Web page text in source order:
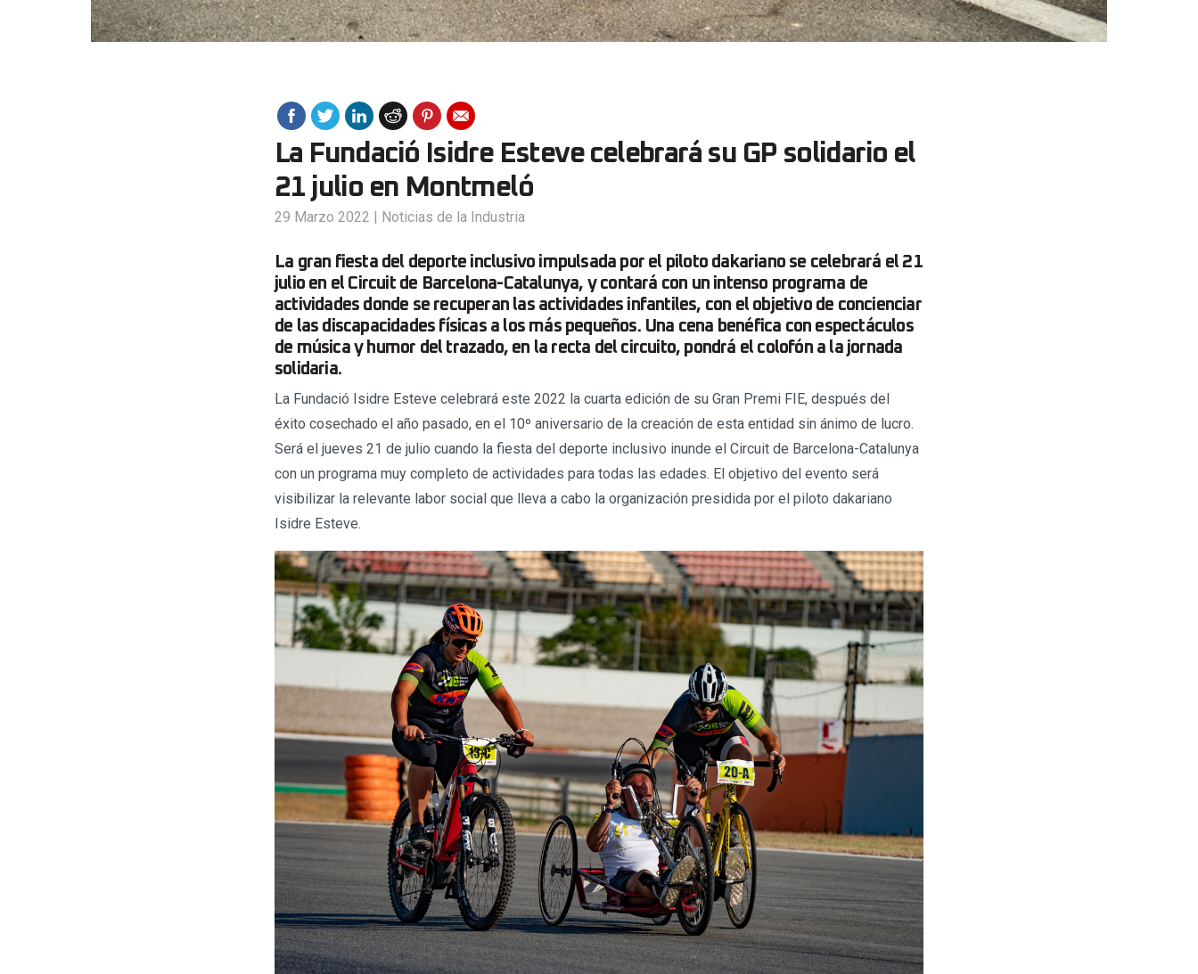
La Fundació Isidre Esteve celebrará su GP solidario el
21 julio en Montmeló
29 Marzo 2022 | Noticias de la Industria
La gran fiesta del deporte inclusivo impulsada por el piloto dakariano se celebrará el 21
julio en el Circuit de Barcelona-Catalunya, y contará con un intenso programa de
actividades donde se recuperan las actividades infantiles, con el objetivo de concienciar
de las discapacidades físicas a los más pequeños. Una cena benéfica con espectáculos
de música y humor del trazado, en la recta del circuito, pondrá el colofón a la jornada
solidaria.
La Fundació Isidre Esteve celebrará este 2022 la cuarta edición de su Gran Premi FIE, después del
éxito cosechado el año pasado, en el 10º aniversario de la creación de esta entidad sin ánimo de lucro.
Será el jueves 21 de julio cuando la fiesta del deporte inclusivo inunde el Circuit de Barcelona-Catalunya
con un programa muy completo de actividades para todas las edades. El objetivo del evento será
visibilizar la relevante labor social que lleva a cabo la organización presidida por el piloto dakariano
Isidre Esteve.